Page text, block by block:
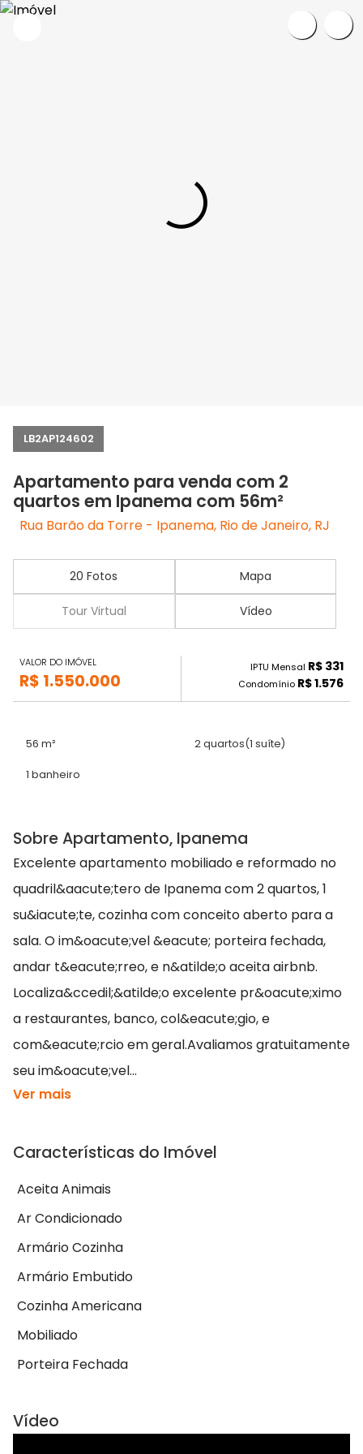
LB2AP124602
Apartamento para venda com 2
quartos em Ipanema com 56m²
Rua Barão da Torre - Ipanema, Rio de Janeiro, RJ
20 Fotos Mapa
Tour Virtual Vídeo
VALOR DO IMÓVEL
R$ 1.550.000
IPTU Mensal R$ 331
Condomínio R$ 1.576
56 m² 2 quartos(1 suíte)
1 banheiro
Sobre Apartamento, Ipanema
Excelente apartamento mobiliado e reformado no
quadril&aacute;tero de Ipanema com 2 quartos, 1
su&iacute;te, cozinha com conceito aberto para a
sala. O im&oacute;vel &eacute; porteira fechada,
andar t&eacute;rreo, e n&atilde;o aceita airbnb.
Localiza&ccedil;&atilde;o excelente pr&oacute;ximo
a restaurantes, banco, col&eacute;gio, e
com&eacute;rcio em geral.Avaliamos gratuitamente
seu im&oacute;vel...
Ver mais
Características do Imóvel
Aceita Animais
Ar Condicionado
Armário Cozinha
Armário Embutido
Cozinha Americana
Mobiliado
Porteira Fechada
Vídeo